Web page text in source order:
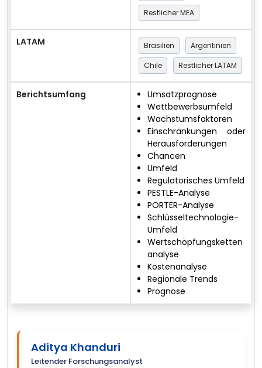
Restlicher MEA
LATAM Brasilien
Argentinien
Chile
Restlicher LATAM
Berichtsumfang
Umsatzprognose
Wettbewerbsumfeld
Wachstumsfaktoren
Einschränkungen oder
Herausforderungen
Chancen
Umfeld
Regulatorisches Umfeld
PESTLE-Analyse
PORTER-Analyse
Schlüsseltechnologie-
Umfeld
Wertschöpfungsketten
analyse
Kostenanalyse
Regionale Trends
Prognose
Aditya Khanduri
Leitender Forschungsanalyst